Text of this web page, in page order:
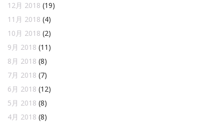
12月 2018 (19)
11月 2018 (4)
10月 2018 (2)
9月 2018 (11)
8月 2018 (8)
7月 2018 (7)
6月 2018 (12)
5月 2018 (8)
4月 2018 (8)